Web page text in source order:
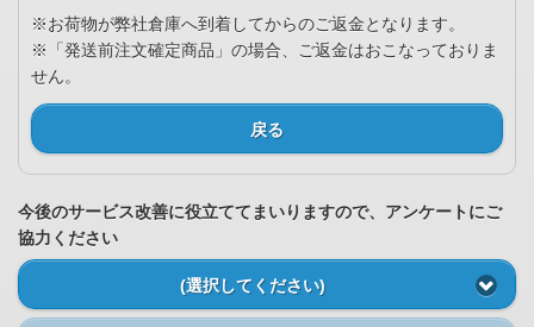
※お荷物が弊社倉庫へ到着してからのご返金となります。
※「発送前注文確定商品」の場合、ご返金はおこなっておりま
せん。
戻る
今後のサービス改善に役立ててまいりますので、アンケートにご
協力ください
(選択してください)